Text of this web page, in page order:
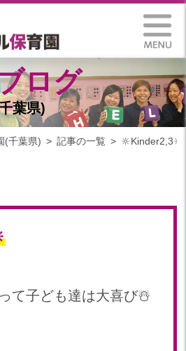
ログ
葉県)
(千葉県) 記事の一覧 🔆Kinder2,3🔆
て子ども達は大喜び☃️